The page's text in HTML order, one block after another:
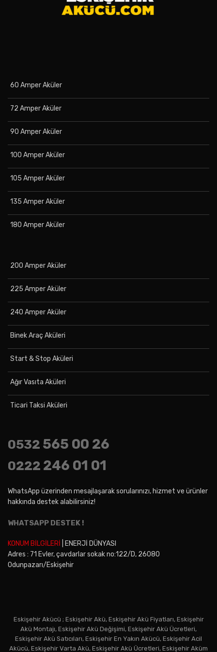
60 Amper Aküler
72 Amper Aküler
90 Amper Aküler
100 Amper Aküler
105 Amper Aküler
135 Amper Aküler
180 Amper Aküler
200 Amper Aküler
225 Amper Aküler
240 Amper Aküler
Binek Araç Aküleri
Start & Stop Aküleri
Ağır Vasıta Aküleri
Ticari Taksi Aküleri
0532 565 00 26
0222 246 01 01
WhatsApp üzerinden mesajlaşarak sorularınızı, hizmet ve ürünler
hakkında destek alabilirsiniz!
WHATSAPP DESTEK !
KONUM BİLGİLERİ | ENERJİ DÜNYASI
Adres : 71 Evler, çavdarlar sokak no:122/D, 26080
Odunpazarı/Eskişehir
Eskişehir Akücü ; Eskişehir Akü, Eskişehir Akü Fiyatları, Eskişehir
Akü Montajı, Eskişehir Akü Değişimi, Eskişehir Akü Ücretleri,
Eskişehir Akü Satıcıları, Eskişehir En Yakın Akücü, Eskişehir Acil
Akücü, Eskişehir Varta Akü, Eskişehir Akü Ücretleri, Eskişehir Aküm